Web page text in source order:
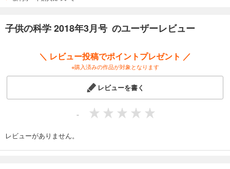
あらすじを表示する
734 円 (税込)
あらすじを表示する
子供の科学 2025年7月号
734円 (税込)
子供の科学 2018年3月号 のユーザーレビュー
＼ レビュー投稿でポイントプレゼント ／
※購入済みの作品が対象となります
レビューを書く
-
レビューがありません。